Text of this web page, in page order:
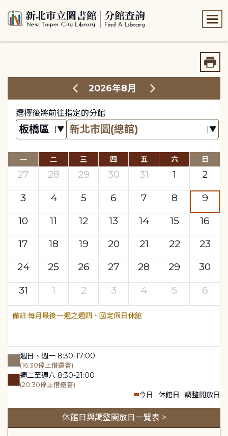
2026年8月
選擇後將前往指定的分館
一 二 三 四 五 六 日
27 28 29 30 31 1
2
3
4 5 6 7 8
9
10
11 12 13 14 15
16
17
18 19 20 21 22
23
24
25 26 27 28 29
30
31
1 2 3 4 5 6
每月最後一週之週四、國定假日休館
週日、週一 8:30-17:00
(16:30停止借還書)
週二至週六 8:30-21:00
(20:30停止借還書)
今日 休館日 調整開放日
休館日與調整開放日一覽表 >